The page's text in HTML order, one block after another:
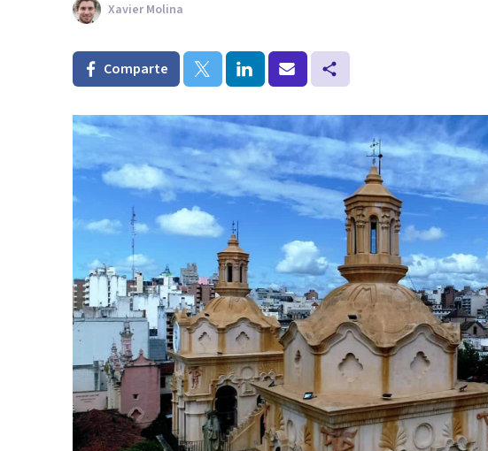
Xavier Molina
Comparte